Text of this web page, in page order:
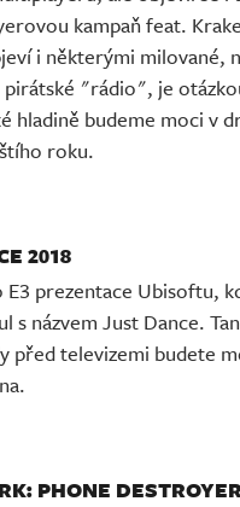
kampaň feat.
i některými milované,
pirátské "rádio", je
hladině budeme moci v
roku.
2018
E3 prezentace Ubisoftu,
s názvem Just Dance.
před televizemi budete
PHONE